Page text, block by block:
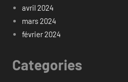
avril 2024
mars 2024
février 2024
Categories